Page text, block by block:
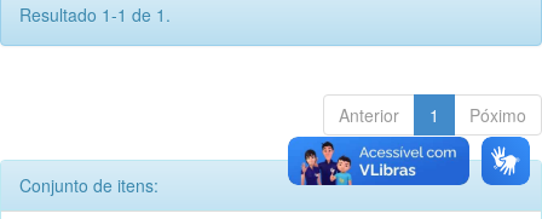
Resultado 1-1 de 1.
Anterior 1 Póximo
Conjunto de itens: